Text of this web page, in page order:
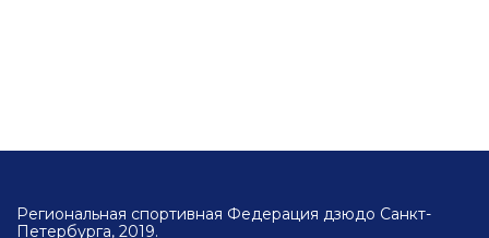
Региональная спортивная Федерация дзюдо Санкт-
Петербурга, 2019.